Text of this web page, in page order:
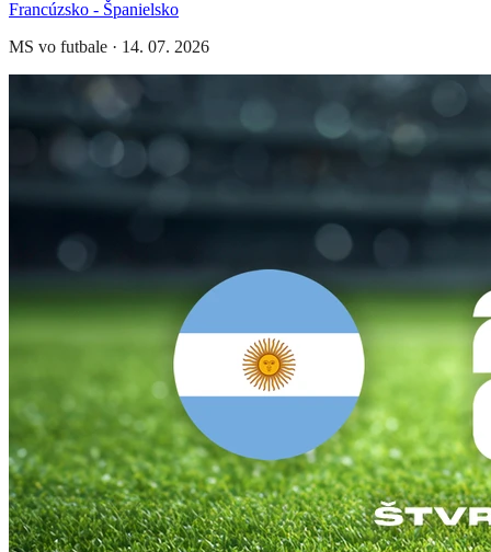
Francúzsko - Španielsko
MS vo futbale · 14. 07. 2026